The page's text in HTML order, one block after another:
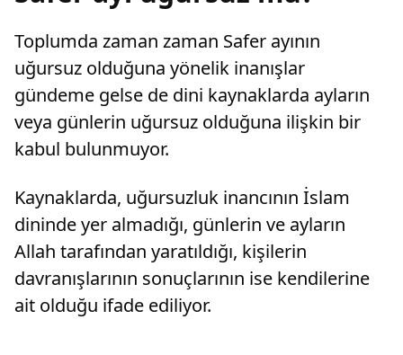
Toplumda zaman zaman Safer ayının
uğursuz olduğuna yönelik inanışlar
gündeme gelse de dini kaynaklarda ayların
veya günlerin uğursuz olduğuna ilişkin bir
kabul bulunmuyor.
Kaynaklarda, uğursuzluk inancının İslam
dininde yer almadığı, günlerin ve ayların
Allah tarafından yaratıldığı, kişilerin
davranışlarının sonuçlarının ise kendilerine
ait olduğu ifade ediliyor.